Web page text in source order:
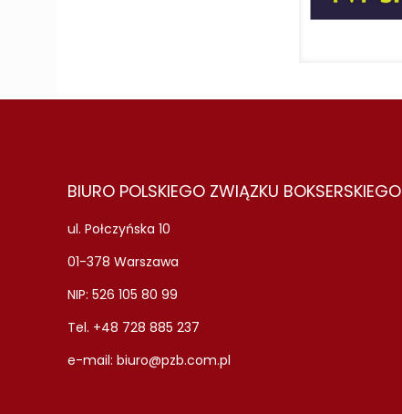
BIURO POLSKIEGO ZWIĄZKU BOKSERSKIEGO
ul. Połczyńska 10
01-378 Warszawa
NIP: 526 105 80 99
Tel. +48 728 885 237
e-mail: biuro@pzb.com.pl